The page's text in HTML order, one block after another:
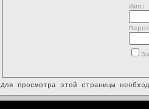
Имя:
Для просмотра этой страницы